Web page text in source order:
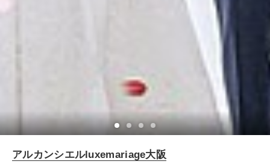
アルカンシエルluxemariage大阪